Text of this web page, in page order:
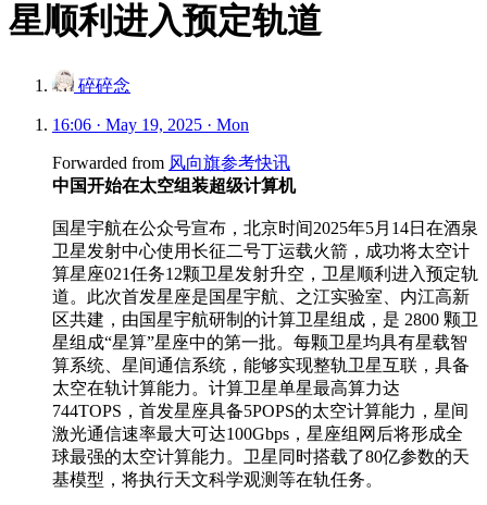
星顺利进入预定轨道
碎碎念
16:06 · May 19, 2025 · Mon
Forwarded from 风向旗参考快讯
中国开始在太空组装超级计算机
国星宇航在公众号宣布，北京时间2025年5月14日在酒泉
卫星发射中心使用长征二号丁运载火箭，成功将太空计
算星座021任务12颗卫星发射升空，卫星顺利进入预定轨
道。此次首发星座是国星宇航、之江实验室、内江高新
区共建，由国星宇航研制的计算卫星组成，是 2800 颗卫
星组成“星算”星座中的第一批。每颗卫星均具有星载智
算系统、星间通信系统，能够实现整轨卫星互联，具备
太空在轨计算能力。计算卫星单星最高算力达
744TOPS，首发星座具备5POPS的太空计算能力，星间
激光通信速率最大可达100Gbps，星座组网后将形成全
球最强的太空计算能力。卫星同时搭载了80亿参数的天
基模型，将执行天文科学观测等在轨任务。